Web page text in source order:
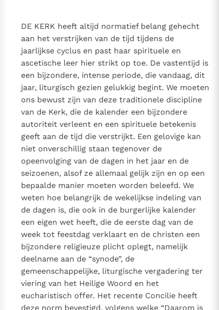
Denzinger
Gebruiksvoorwaarden
Nieuwste Documenten
5. Het gebed van de Kerk
In Christus wordt onze honger vervuld
Leer de kostbare parel van Gods koninkrijk te
herkennen
Gods Koninkrijk groeit stilletjes door liefde, niet door
dwang
De mystiek. De mystieke verschijnselen en de
heiligheid
Berichten
Het Vaticaan publiceert een nieuwe Latijnse uitgave
van het Romeins martyrologium
Vaticaanse financiële waakhond verliest autonomie
Paus spreekt het Wereldvoedselprogramma toe
Paus Leo XIV in Pavia: "De stad is zowel een gave als
een taak"
Paus in Pavia: St. Augustinus toont ons de noodzaak om
"naar het innerlijk" toe te keren.
RK Documenten stelt heel veel belangrijke
kerkelijke documenten van de Rooms
Katholieke Kerk in het Nederlands beschikbaar
en is volledig afhankelijk van donaties.
DE KERK heeft altijd normatief belang gehecht
aan het verstrijken van de tijd tijdens de
jaarlijkse cyclus en past haar spirituele en
ascetische leer hier strikt op toe. De vastentijd is
een bijzondere, intense periode, die vandaag, dit
jaar, liturgisch gezien gelukkig begint. We moeten
ons bewust zijn van deze traditionele discipline
van de Kerk, die de kalender een bijzondere
autoriteit verleent en een spirituele betekenis
geeft aan de tijd die verstrijkt. Een gelovige kan
niet onverschillig staan tegenover de
opeenvolging van de dagen in het jaar en de
seizoenen, alsof ze allemaal gelijk zijn en op een
bepaalde manier moeten worden beleefd. We
weten hoe belangrijk de wekelijkse indeling van
de dagen is, die ook in de burgerlijke kalender
een eigen wet heeft, die de eerste dag van de
week tot feestdag verklaart en de christen een
bijzondere religieuze plicht oplegt, namelijk
deelname aan de “synode”, de
gemeenschappelijke, liturgische vergadering ter
viering van het Heilige Woord en het
eucharistisch offer. Het recente Concilie heeft
deze norm bevestigd, volgens welke “Daarom is